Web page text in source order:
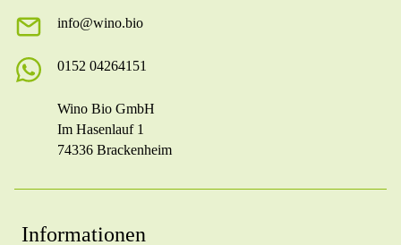
info@wino.bio
0152 04264151
Wino Bio GmbH
Im Hasenlauf 1
74336 Brackenheim
Informationen